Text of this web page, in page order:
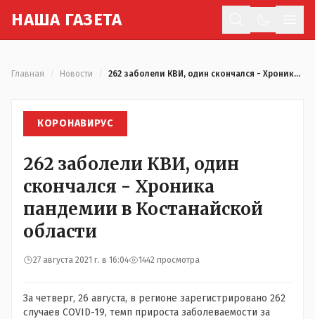
НАША ГАЗЕТА
Главная Новости 262 заболели КВИ, один скончался - Хроника пандемии в Костанайской области
КОРОНАВИРУС
262 заболели КВИ, один
скончался - Хроника
пандемии в Костанайской
области
27 августа 2021 г. в 16:04 1442 просмотра
За четверг, 26 августа, в регионе зарегистрировано 262
случаев COVID-19, темп прироста заболеваемости за